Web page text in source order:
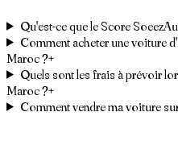
Qu'est-ce que le Score
Comment acheter une voiture
Maroc ?+
Quels sont les frais à prévoir
Maroc ?+
Comment vendre ma voiture